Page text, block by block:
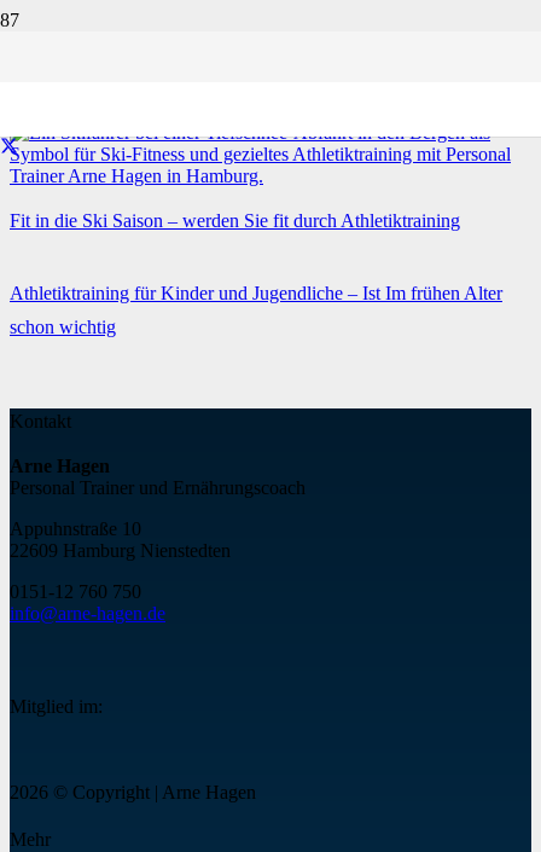
Fit in die Ski Saison – werden Sie fit durch Athletiktraining
Athletiktraining für Kinder und Jugendliche – Ist Im frühen Alter
schon wichtig
Kontakt
Arne Hagen
Personal Trainer und Ernährungscoach
Appuhnstraße 10
22609 Hamburg Nienstedten
0151-12 760 750
info@arne-hagen.de
Mitglied im:
2026 © Copyright | Arne Hagen
Mehr